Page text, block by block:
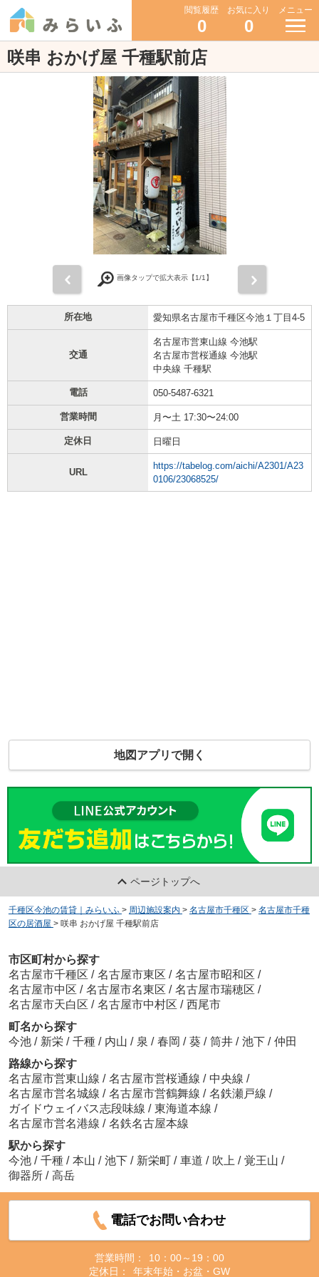
閲覧履歴
0
お気に入り
0
メニュー
咲串 おかげ屋 千種駅前店
画像タップで拡大表示【1/1】
所在地 愛知県名古屋市千種区今池１丁目4-5
交通
名古屋市営東山線 今池駅
名古屋市営桜通線 今池駅
中央線 千種駅
電話 050-5487-6321
営業時間 月〜土 17:30〜24:00
定休日 日曜日
URL
https://tabelog.com/aichi/A2301/A23
0106/23068525/
地図アプリで開く
ページトップへ
千種区今池の賃貸｜みらいふ > 周辺施設案内 > 名古屋市千種区 > 名古屋市千種
区の居酒屋 > 咲串 おかげ屋 千種駅前店
市区町村から探す
名古屋市千種区 / 名古屋市東区 / 名古屋市昭和区 /
名古屋市中区 / 名古屋市名東区 / 名古屋市瑞穂区 /
名古屋市天白区 / 名古屋市中村区 / 西尾市
町名から探す
今池 / 新栄 / 千種 / 内山 / 泉 / 春岡 / 葵 / 筒井 / 池下 / 仲田
路線から探す
名古屋市営東山線 / 名古屋市営桜通線 / 中央線 /
名古屋市営名城線 / 名古屋市営鶴舞線 / 名鉄瀬戸線 /
ガイドウェイバス志段味線 / 東海道本線 /
名古屋市営名港線 / 名鉄名古屋本線
駅から探す
今池 / 千種 / 本山 / 池下 / 新栄町 / 車道 / 吹上 / 覚王山 /
御器所 / 高岳
電話でお問い合わせ
営業時間：
10：00～19：00
定休日：
年末年始・お盆・GW